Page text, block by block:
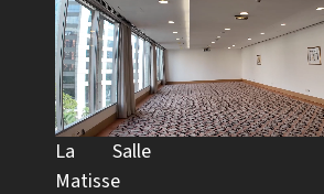
La Salle
Matisse